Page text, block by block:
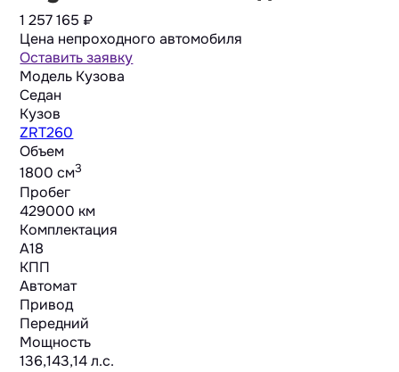
1 257 165 ₽
Цена непроходного автомобиля
Оставить заявку
Модель Кузова
Седан
Кузов
ZRT260
Объем
1800 cм3
Пробег
429000 км
Комплектация
A18
КПП
Автомат
Привод
Передний
Мощность
136,143,14 л.с.